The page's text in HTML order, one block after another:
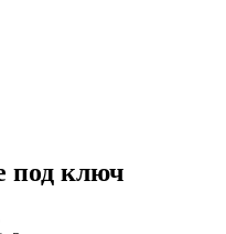
под ключ